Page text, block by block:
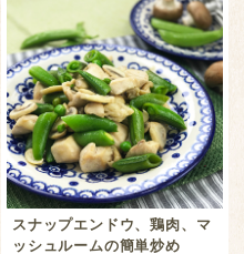
スナップエンドウ、鶏肉、マ
ッシュルームの簡単炒め